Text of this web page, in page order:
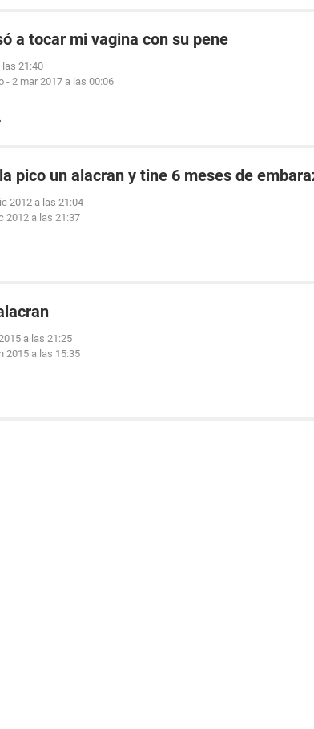
a tocar mi vagina con su pene
las 21:40
- 2 mar 2017 a las 00:06
pico un alacran y tine 6 meses de
2012 a las 21:04
2012 a las 21:37
a las 21:25
2015 a las 15:35